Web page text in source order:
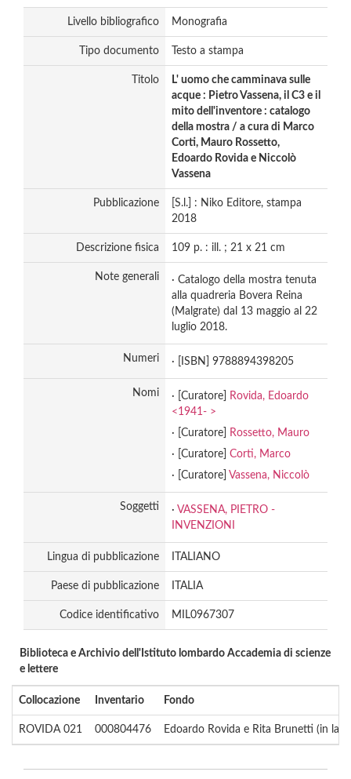
Livello bibliografico Monografia
Tipo documento Testo a stampa
Titolo
L' uomo che camminava sulle
acque : Pietro Vassena, il C3 e il
mito dell'inventore : catalogo
della mostra / a cura di Marco
Corti, Mauro Rossetto,
Edoardo Rovida e Niccolò
Vassena
Pubblicazione
[S.l.] : Niko Editore, stampa
2018
Descrizione fisica 109 p. : ill. ; 21 x 21 cm
Note generali
· Catalogo della mostra tenuta
alla quadreria Bovera Reina
(Malgrate) dal 13 maggio al 22
luglio 2018.
Numeri · [ISBN] 9788894398205
Nomi · [Curatore]
Rovida, Edoardo
<1941- >
· [Curatore]
Rossetto, Mauro
· [Curatore] Corti, Marco
· [Curatore] Vassena, Niccolò
Soggetti · VASSENA, PIETRO -
INVENZIONI
Lingua di pubblicazione ITALIANO
Paese di pubblicazione ITALIA
Codice identificativo MIL0967307
Biblioteca e Archivio dell'Istituto lombardo Accademia di scienze
e lettere
Collocazione Inventario Fondo
ROVIDA 021 000804476 Edoardo Rovida e Rita Brunetti (in